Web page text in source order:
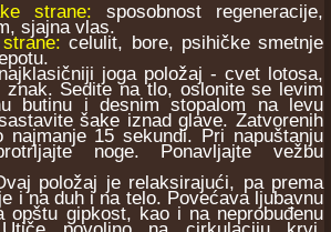
strane: sposobnost regeneracije,
sjajna vlas.
celulit, bore, psihičke smetnje
joga položaj - cvet lotosa,
Sedite na tlo, oslonite se levim
butinu i desnim stopalom na levu
šake iznad glave. Zatvorenih
najmanje 15 sekundi. Pri napuštanju
noge. Ponavljajte vežbu
položaj je relaksirajući, pa prema
i na duh i na telo. Povećava ljubavnu
opštu gipkost, kao i na neprobuđenu